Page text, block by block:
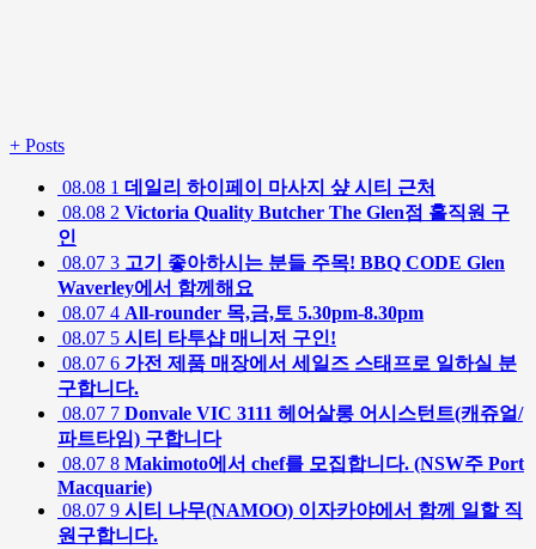
+ Posts
08.08 1 데일리 하이페이 마사지 샾 시티 근처
08.08 2 Victoria Quality Butcher The Glen점 홀직원 구
인
08.07 3 고기 좋아하시는 분들 주목! BBQ CODE Glen
Waverley에서 함께해요
08.07 4 All-rounder 목,금,토 5.30pm-8.30pm
08.07 5 시티 타투샵 매니저 구인!
08.07 6 가전 제품 매장에서 세일즈 스태프로 일하실 분
구합니다.
08.07 7 Donvale VIC 3111 헤어살롱 어시스턴트(캐쥬얼/
파트타임) 구합니다
08.07 8 Makimoto에서 chef를 모집합니다. (NSW주 Port
Macquarie)
08.07 9 시티 나무(NAMOO) 이자카야에서 함께 일할 직
원구합니다.